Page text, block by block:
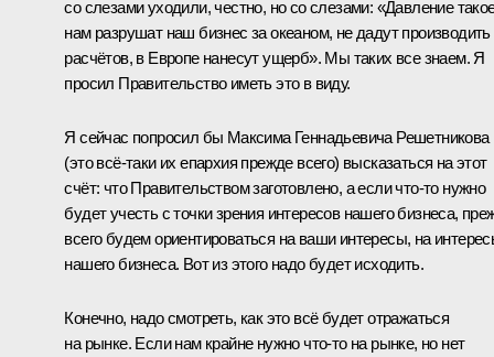
со слезами уходили, честно, но со слезами: «Давление
нам разрушат наш бизнес за океаном, не дадут производить
расчётов, в Европе нанесут ущерб». Мы таких все знаем. Я
просил Правительство иметь это в виду.
Я сейчас попросил бы Максима Геннадьевича Решетникова
(это всё-таки их епархия прежде всего) высказаться на этот
счёт: что Правительством заготовлено, а если что-то нужно
будет учесть с точки зрения интересов нашего бизнеса,
всего будем ориентироваться на ваши интересы, на
нашего бизнеса. Вот из этого надо будет исходить.
Конечно, надо смотреть, как это всё будет отражаться
на рынке. Если нам крайне нужно что-то на рынке, но нет